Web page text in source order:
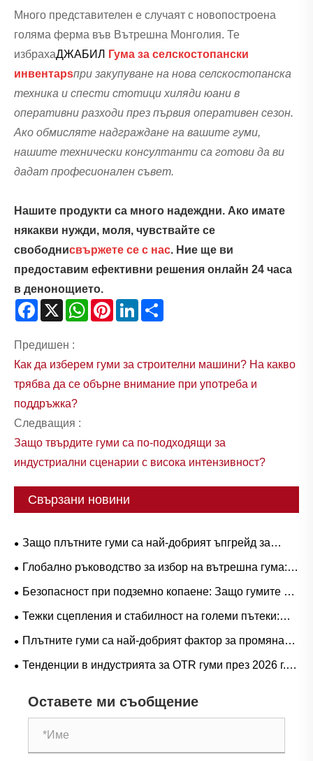
Много представителен е случаят с новопостроена
голяма ферма във Вътрешна Монголия. Те
избрахаДЖАБИЛ Гума за селскостопански
инвентарsпри закупуване на нова селскостопанска
техника и спести стотици хиляди юани в
оперативни разходи през първия оперативен сезон.
Ако обмисляте надграждане на вашите гуми,
нашите технически консултанти са готови да ви
дадат професионален съвет.
Нашите продукти са много надеждни. Ако имате
някакви нужди, моля, чувствайте се
свободнисвържете се с нас. Ние ще ви
предоставим ефективни решения онлайн 24 часа
в денонощието.
Facebook
X WhatsAppPinterestLinkedIn
Предишен :
Как да изберем гуми за строителни машини? На какво
трябва да се обърне внимание при употреба и
поддръжка?
Следващия :
Защо твърдите гуми са по-подходящи за
индустриални сценарии с висока интензивност?
Свързани новини
Защо плътните гуми са най-добрият ъпгрейд за
тежки работни процеси?
Глобално ръководство за избор на вътрешна гума:
Популярни размери и базирани на сценарии
Безопасност при подземно копаене: Защо гумите от
серия L-5S са от решаващо значение за елиминиране
Тежки сцепления и стабилност на големи пътеки:
Тенденции в търсенето на гумени гуми за ричтрак и
Плътните гуми са най-добрият фактор за промяна
на играта при тежки операции?
Тенденции в индустрията за OTR гуми през 2026 г.:
Оставете ми съобщение